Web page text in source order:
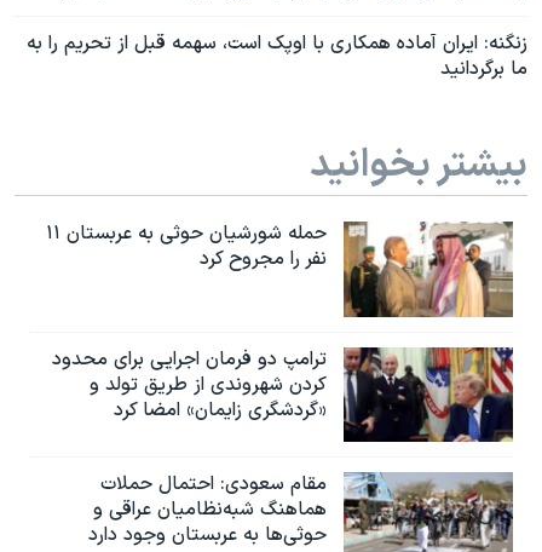
زنگنه: ایران آماده همکاری با اوپک است، سهمه قبل از تحریم را به
ما برگردانید
بیشتر بخوانید
حمله شورشیان حوثی به عربستان ۱۱
نفر را مجروح کرد
ترامپ دو فرمان اجرایی برای محدود
کردن شهروندی از طریق تولد و
«گردشگری زایمان» امضا کرد
مقام سعودی: احتمال حملات
هماهنگ شبه‌نظامیان عراقی و
حوثی‌ها به عربستان وجود دارد